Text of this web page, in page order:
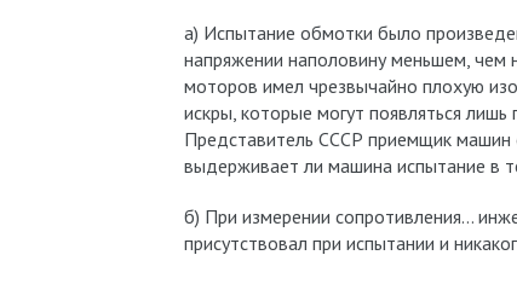
а) Испытание обмотки было
напряжении наполовину меньшем, чем
моторов имел чрезвычайно плохую
искры, которые могут появляться
Представитель СССР приемщик машин
выдерживает ли машина испытание в
б) При измерении сопротивления…
присутствовал при испытании и